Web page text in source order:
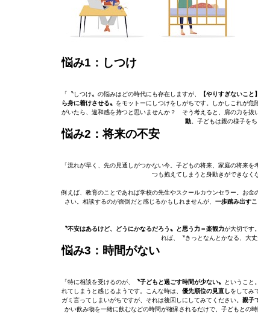
悩み1：しつけ
「〝しつけ〟の悩みはどの時代にも存在しますが、 【やりすぎないこと】
ら身に着けさせる〟 をモットーにしつけをしがちです。しかしこれが
がいたら、違和感を持つと思いませんか？ そう考えると、肩の力を抜
動 。子どもは親の様子を
悩み2：将来の不安
「流れが早く、先の見通しがつかない今。子どもの将来、家庭の将来
つも抱えてしまうと身動きができなく
例えば、教育のことであれば学校の先生やスクールカウンセラー。お
さい。相談するのが面倒だと感じるかもしれませんが、 一歩踏み出す
〝不安はあるけど、どうにかなるだろう〟と思う力＝楽観力が大切です
れば、〝きっとなんとかなる、大
悩み3：時間がない
「特に相談を受けるのが、 〝子どもと過ごす時間が少ない〟
ということ
れてしまうと感じるようです。こんな時は、 優先順位の見直しをしてみ
ガミ言ってしまいがちですが、それは後回しにしてみてください。 親子
かい飲み物を一緒に飲むなどの時間が確保されるだけで、子どもとの